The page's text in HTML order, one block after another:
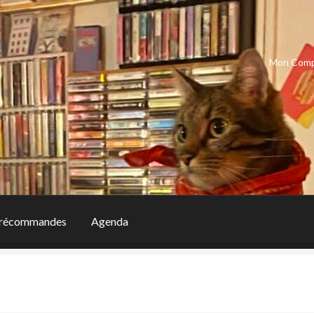
Mon
Agenda